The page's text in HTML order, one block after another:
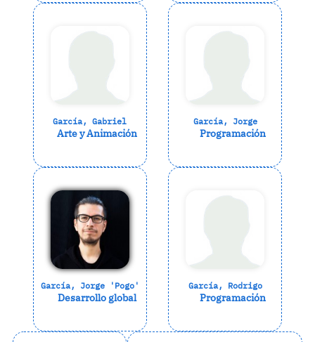
García, Gabriel
Arte y Animación
García, Jorge
Programación
García, Jorge 'Pogo'
Desarrollo global
García, Rodrigo
Programación